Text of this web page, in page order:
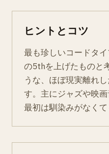
ヒントとコツ
最も珍しいコードタ
の5thを上げたものと
うな、ほぼ現実離れ
す。主にジャズや映画
最初は馴染みがなくて